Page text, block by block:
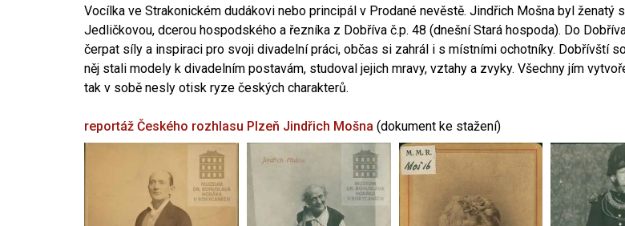
Vocílka ve Strakonickém dudákovi nebo principál v Prodané nevěstě. Jindřich Mošna byl ženatý
Jedličkovou, dcerou hospodského a řezníka z Dobříva č.p. 48 (dnešní Stará hospoda). Do
čerpat síly a inspiraci pro svoji divadelní práci, občas si zahrál i s místními ochotníky. Dobřívští
něj stali modely k divadelním postavám, studoval jejich mravy, vztahy a zvyky. Všechny jím
tak v sobě nesly otisk ryze českých charakterů.
reportáž Českého rozhlasu Plzeň Jindřich Mošna (dokument ke stažení)